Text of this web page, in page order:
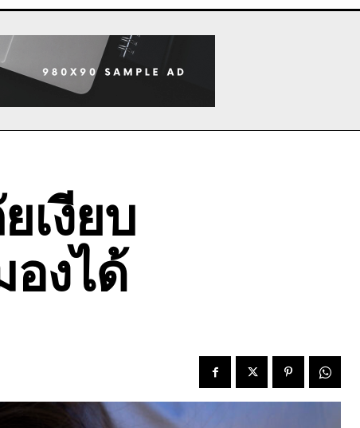
เงียบ
งได้